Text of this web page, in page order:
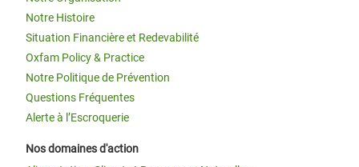
Notre Histoire
Situation Financière et Redevabilité
Oxfam Policy & Practice
Notre Politique de Prévention
Questions Fréquentes
Alerte à l’Escroquerie
Nos domaines d'action